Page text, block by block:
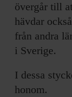
övergår till
hävdar
från andra
i Sverige.
I dessa
honom.